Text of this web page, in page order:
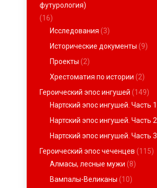
футурология)
(16)
Исследования (3)
Исторические документы (9)
Проекты (2)
Хрестоматия по истории (2)
Героический эпос ингушей (149)
Нартский эпос ингушей. Часть 1
Нартский эпос ингушей. Часть 2
Нартский эпос ингушей. Часть 3
Героический эпос чеченцев (115)
Алмасы, лесные мужи (8)
Вампалы-Великаны (10)